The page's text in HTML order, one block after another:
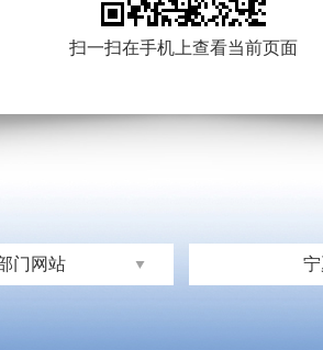
扫一扫在手机上查看当前页面
门网站